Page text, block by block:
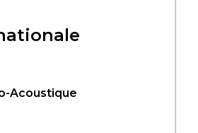
Acoustique